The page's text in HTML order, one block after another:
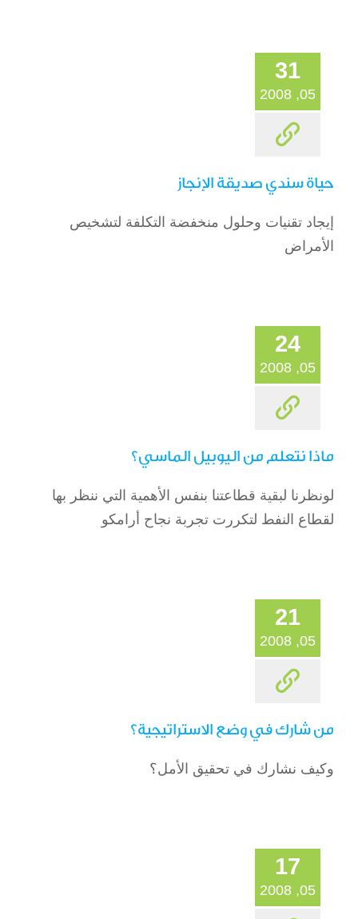
31
05, 2008
حياة سندي صديقة الإنجاز
إيجاد تقنيات وحلول منخفضة التكلفة لتشخيص
الأمراض
24
05, 2008
ماذا نتعلم من اليوبيل الماسي؟
لونظرنا لبقية قطاعتنا بنفس الأهمية التي ننظر بها
لقطاع النفط لتكررت تجربة نجاح أرامكو
21
05, 2008
من شارك في وضع الاستراتيجية؟
وكيف نشارك في تحقيق الأمل؟
17
05, 2008